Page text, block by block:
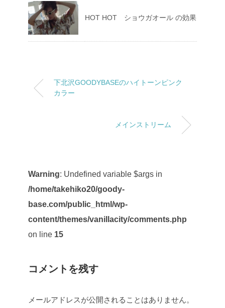
HOT HOT ショウガオール の効果
下北沢GOODYBASEのハイトーンピンク
カラー
メインストリーム
Warning: Undefined variable $args in
/home/takehiko20/goody-
base.com/public_html/wp-
content/themes/vanillacity/comments.php
on line 15
コメントを残す
メールアドレスが公開されることはありません。